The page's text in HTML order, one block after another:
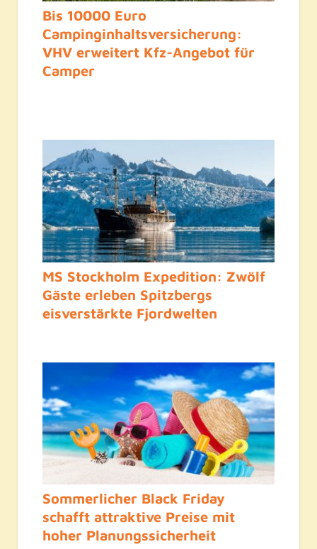
Bis 10000 Euro
Campinginhaltsversicherung:
VHV erweitert Kfz-Angebot für
Camper
MS Stockholm Expedition: Zwölf
Gäste erleben Spitzbergs
eisverstärkte Fjordwelten
Sommerlicher Black Friday
schafft attraktive Preise mit
hoher Planungssicherheit